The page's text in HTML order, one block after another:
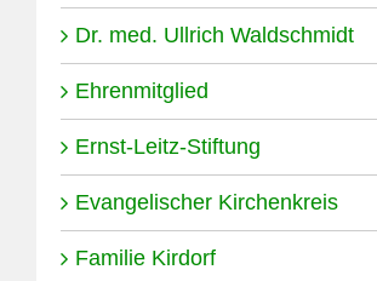
Dr. med. Ullrich Waldschmidt
Ehrenmitglied
Ernst-Leitz-Stiftung
Evangelischer Kirchenkreis
Familie Kirdorf